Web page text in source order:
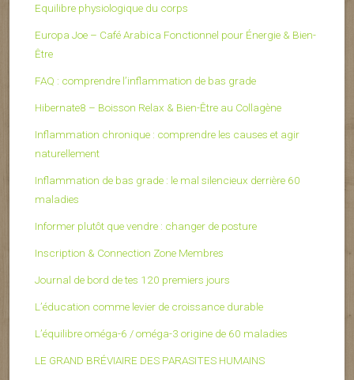
Equilibre physiologique du corps
Europa Joe – Café Arabica Fonctionnel pour Énergie & Bien-
Être
FAQ : comprendre l’inflammation de bas grade
Hibernate8 – Boisson Relax & Bien-Être au Collagène
Inflammation chronique : comprendre les causes et agir
naturellement
Inflammation de bas grade : le mal silencieux derrière 60
maladies
Informer plutôt que vendre : changer de posture
Inscription & Connection Zone Membres
Journal de bord de tes 120 premiers jours
L’éducation comme levier de croissance durable
L’équilibre oméga-6 / oméga-3 origine de 60 maladies
LE GRAND BRÉVIAIRE DES PARASITES HUMAINS